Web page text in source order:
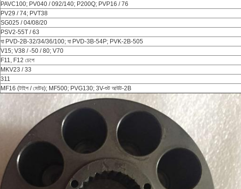
PAVC100; PV040 / 092/140; P200Q; PVP16 / 76
PV29 / 74; PVT38
SG025 / 04/08/20
PSV2-55T / 63
যা PVD-2B-32/34/36/100; যা PVD-3B-54P; PVK-2B-505
V15; V38 / -50 / 80; V70
F11, F12 চেপে
MKV23 / 33
311
MF16 (টাইপ / মোটর); MF500; PVG130; 3V-শুট আউট-2B